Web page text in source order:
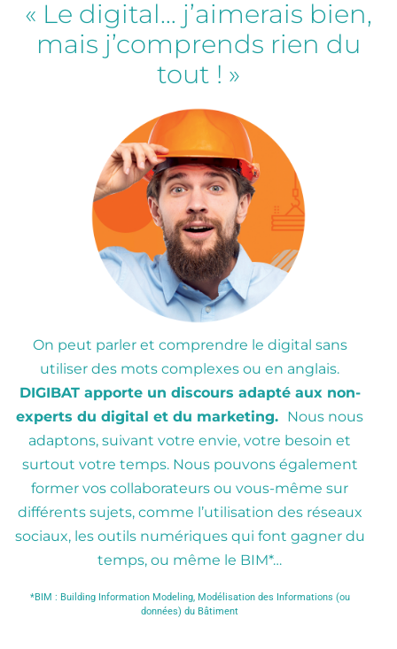
« Le digital… j’aimerais bien,
mais j’comprends rien du
tout ! »
On peut parler et comprendre le digital sans
utiliser des mots complexes ou en anglais.
DIGIBAT apporte un discours adapté aux non-
experts du digital et du marketing. Nous nous
adaptons, suivant votre envie, votre besoin et
surtout votre temps. Nous pouvons également
former vos collaborateurs ou vous-même sur
différents sujets, comme l’utilisation des réseaux
sociaux, les outils numériques qui font gagner du
temps, ou même le BIM*…
*BIM : Building Information Modeling, Modélisation des Informations (ou
données) du Bâtiment